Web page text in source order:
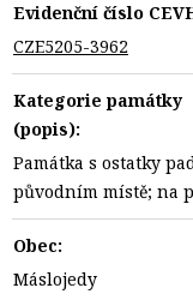
Evidenční číslo
CZE5205-3962
Kategorie památky
(popis):
Památka s ostatky
původním místě; na
Obec:
Máslojedy